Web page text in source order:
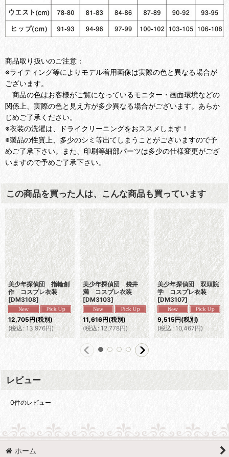
商品取り扱いのご注意：
※ライティング等によりモデル着用画像は実際の色と異なる場合が
ございます。
商品の色はお客様がご覧になっているモニター・画面環境などの
関係上、実際の色と見え方が多少異なる場合がございます。あらか
じめご了承ください。
※衣装の洗濯は、ドライクリーニングをおススメします！
※製品の性質上、多少のシミ等出てしまうことがございますので予
めご了承下さい。また、印刷等細部パーツは多少の仕様変更がござ
いますので予めご了承下さい。
この商品を買った人は、こんな商品も買っています
美少年探偵団 指輪創
作 コスプレ衣装
[DM3108]
12,705円(税別)
(税込 : 13,976円)
美少年探偵団 袋井
満 コスプレ衣装
[DM3103]
11,616円(税別)
(税込 : 12,778円)
美少年探偵団 双頭院
学 コスプレ衣装
[DM3107]
9,515円(税別)
(税込 : 10,467円)
レビュー
0件のレビュー
ホーム